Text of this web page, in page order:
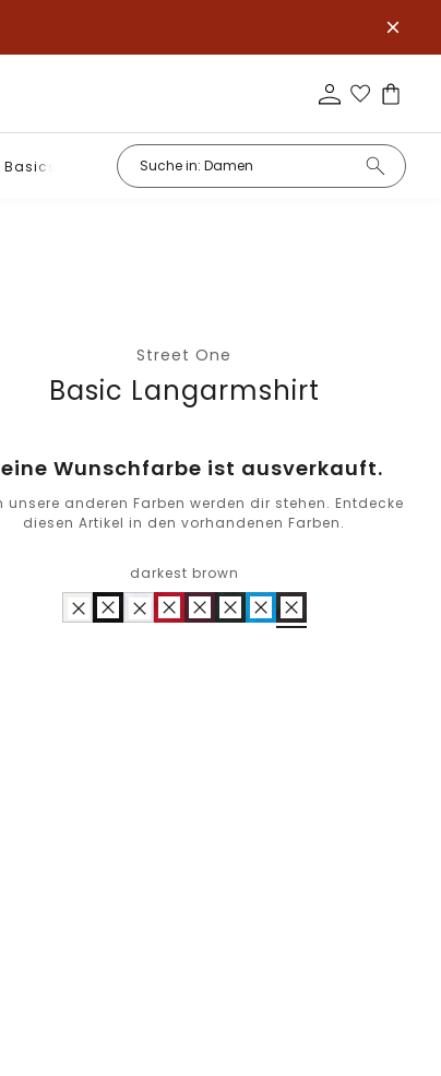
Basics
Street One
Basic Langarmshirt
Wunschfarbe ist ausverkauft.
unsere anderen Farben werden dir stehen. Entdecke
diesen Artikel in den vorhandenen Farben.
darkest brown